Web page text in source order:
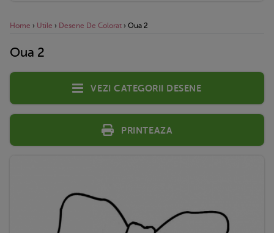
Home › Utile › Desene De Colorat › Oua 2
Oua 2
Vezi categorii desene
Printeaza